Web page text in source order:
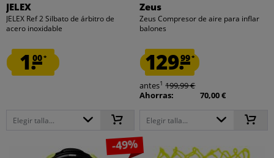
JELEX
JELEX Ref 2 Silbato de árbitro de
acero inoxidable
1.00*
Elegir talla...
Zeus
Zeus Compresor de aire para inflar
balones
129.99*
antes1 199,99 €
Ahorras:
70,00 €
Elegir talla...
-49%